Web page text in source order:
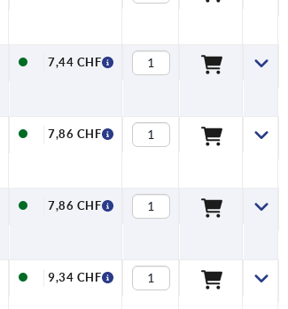
7,44 CHF
7,86 CHF
7,86 CHF
9,34 CHF